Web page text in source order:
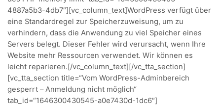
4887a5b3-4db7″][vc_column_text]WordPress verfügt über
eine Standardregel zur Speicherzuweisung, um zu
verhindern, dass die Anwendung zu viel Speicher eines
Servers belegt. Dieser Fehler wird verursacht, wenn Ihre
Website mehr Ressourcen verwendet. Wir können es
leicht reparieren.[/vc_column_text][/vc_tta_section]
[vc_tta_section title=“Vom WordPress-Adminbereich
gesperrt – Anmeldung nicht möglich“
tab_id=“1646300430545-a0e7430d-1dc6″]